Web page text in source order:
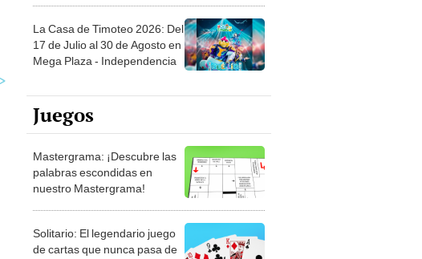
La Casa de Timoteo 2026: Del
17 de Julio al 30 de Agosto en
Mega Plaza - Independencia
Juegos
Mastergrama: ¡Descubre las
palabras escondidas en
nuestro Mastergrama!
Solitario: El legendario juego
de cartas que nunca pasa de